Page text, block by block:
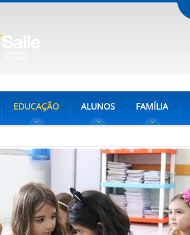
EDUCAÇÃO ALUNOS FAMÍLIA